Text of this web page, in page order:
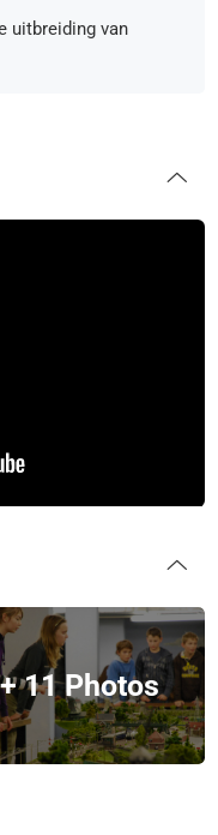
uitbreiding van
+ 11 Photos